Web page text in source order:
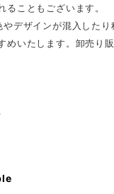
こともございます。
デザインが混入した
いたします。卸売り